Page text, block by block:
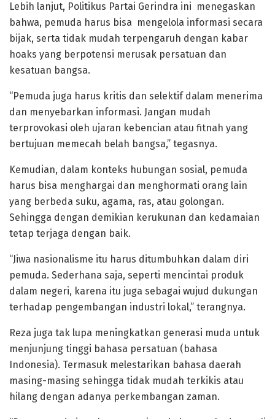
Lebih lanjut, Politikus Partai Gerindra ini menegaskan
bahwa, pemuda harus bisa mengelola informasi secara
bijak, serta tidak mudah terpengaruh dengan kabar
hoaks yang berpotensi merusak persatuan dan
kesatuan bangsa.
“Pemuda juga harus kritis dan selektif dalam menerima
dan menyebarkan informasi. Jangan mudah
terprovokasi oleh ujaran kebencian atau fitnah yang
bertujuan memecah belah bangsa,” tegasnya.
Kemudian, dalam konteks hubungan sosial, pemuda
harus bisa menghargai dan menghormati orang lain
yang berbeda suku, agama, ras, atau golongan.
Sehingga dengan demikian kerukunan dan kedamaian
tetap terjaga dengan baik.
“Jiwa nasionalisme itu harus ditumbuhkan dalam diri
pemuda. Sederhana saja, seperti mencintai produk
dalam negeri, karena itu juga sebagai wujud dukungan
terhadap pengembangan industri lokal,” terangnya.
Reza juga tak lupa meningkatkan generasi muda untuk
menjunjung tinggi bahasa persatuan (bahasa
Indonesia). Termasuk melestarikan bahasa daerah
masing-masing sehingga tidak mudah terkikis atau
hilang dengan adanya perkembangan zaman.